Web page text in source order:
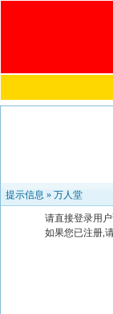
提示信息 » 万人堂
请直接登录用
如果您已注册,